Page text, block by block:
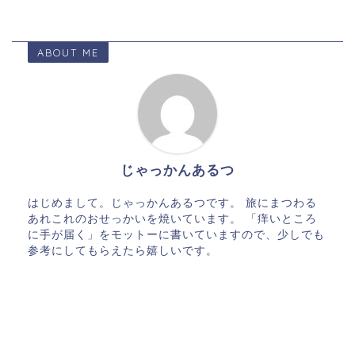
ABOUT ME
じゃっかんあるつ
はじめまして。じゃっかんあるつです。 旅にまつわる
あれこれのおせっかいを焼いています。 「痒いところ
に手が届く」をモットーに書いていますので、少しでも
参考にしてもらえたら嬉しいです。